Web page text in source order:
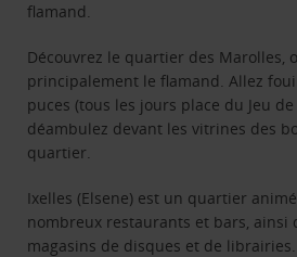
flamand.
Découvrez le quartier des Marolles,
principalement le flamand. Allez
puces (tous les jours place du Jeu
déambulez devant les vitrines des
quartier.
Ixelles (Elsene) est un quartier
nombreux restaurants et bars, ainsi
magasins de disques et de